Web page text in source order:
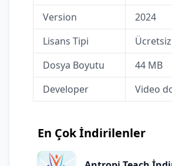
Version
2024
Lisans Tipi
Ücretsiz
Dosya Boyutu
44 MB
Developer
Video
En Çok İndirilenler